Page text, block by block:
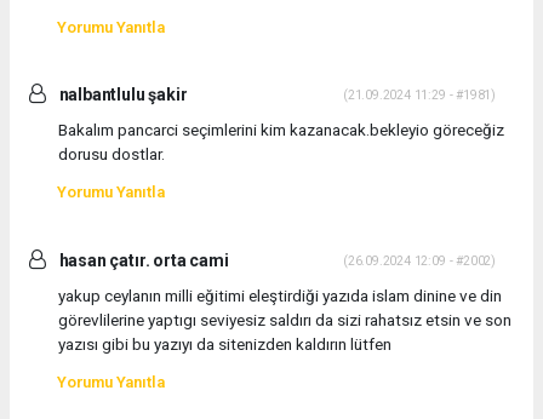
Yorumu Yanıtla
nalbantlulu şakir (21.09.2024 11:29 - #1981)
Bakalım pancarci seçimlerini kim kazanacak.bekleyio göreceğiz
dorusu dostlar.
Yorumu Yanıtla
hasan çatır. orta cami (26.09.2024 12:09 - #2002)
yakup ceylanın milli eğitimi eleştirdiği yazıda islam dinine ve din
görevlilerine yaptıgı seviyesiz saldırı da sizi rahatsız etsin ve son
yazısı gibi bu yazıyı da sitenizden kaldırın lütfen
Yorumu Yanıtla